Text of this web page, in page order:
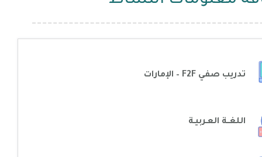
تدريب صفي F2F – الإمارات
اللغــة العـربيـة